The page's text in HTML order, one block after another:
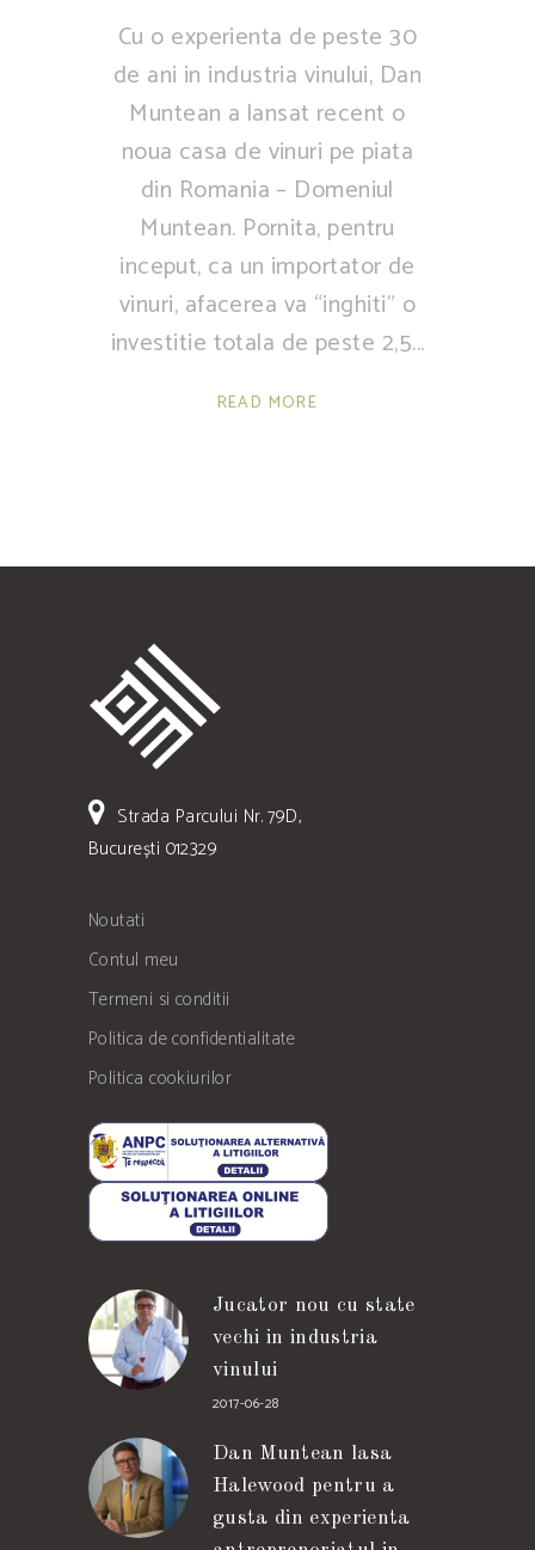
Cu o experienta de peste 30
de ani in industria vinului, Dan
Muntean a lansat recent o
noua casa de vinuri pe piata
din Romania – Domeniul
Muntean. Pornita, pentru
inceput, ca un importator de
vinuri, afacerea va “inghiti” o
investitie totala de peste 2,5
READ MORE
Strada Parcului Nr. 79D,
București 012329
Noutati
Contul meu
Termeni si conditii
Politica de confidentialitate
Politica cookiurilor
Jucator nou cu state
vechi in industria
vinului
2017-06-28
Dan Muntean lasa
Halewood pentru a
gusta din experienta